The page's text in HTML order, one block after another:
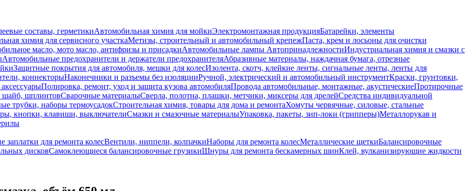
составы, герметикиАвтомобильная химия для мойкиЭлектромонтажная продукцияБатарейки, элементы
химия для сервисного участкаМетизы, строительный и автомобильный крепежПаста, крем и лосьоны для очистки
масло, мото масло, антифризы и присадкиАвтомобильные лампы АвтопринадлежностиИндустриальная химия и смазки с
Автомобильные предохранители и держатели предохранителяАбразивные материалы, наждачная бумага, отрезные
Защитные покрытия для автомобиля, мешки для колесИзолента, скотч, клейкие ленты, сигнальные ленты, ленты для
коннекторыНаконечники и разъемы без изоляцииРучной, электрический и автомобильный инструментКраски, грунтовки,
Полировка, ремонт, уход и защита кузова автомобиляПровода автомобильные, монтажные, акустическиеПротирочные
шайб, шплинтовСварочные материалыСверла, полотна, плашки, метчики, миксеры для дрелейСредства индивидуальной
трубки, наборы термоусадокСтроительная химия, товары для дома и ремонтаХомуты червячные, силовые, стальные
кнопки, клавиши, выключателиСмазки и смазочные материалыУпаковка, пакеты, зип-локи (грипперы)Металлорукав и
заплатки для ремонта колесВентили, ниппели, колпачкиНаборы для ремонта колесМеталлические щеткиБалансировочные
дисковСамоклеющиеся балансировочные грузикиШнуры для ремонта бескамерных шинКлей, вулканизирующие жидкости